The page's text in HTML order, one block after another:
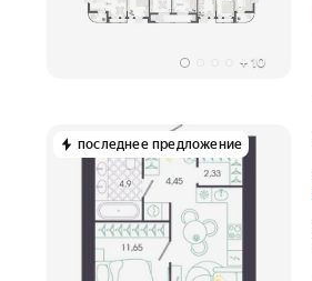
+ 10
последнее предложение